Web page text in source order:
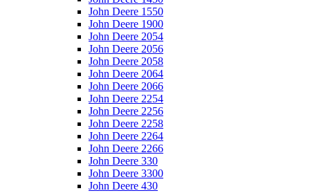
John Deere 1550
John Deere 1900
John Deere 2054
John Deere 2056
John Deere 2058
John Deere 2064
John Deere 2066
John Deere 2254
John Deere 2256
John Deere 2258
John Deere 2264
John Deere 2266
John Deere 330
John Deere 3300
John Deere 430